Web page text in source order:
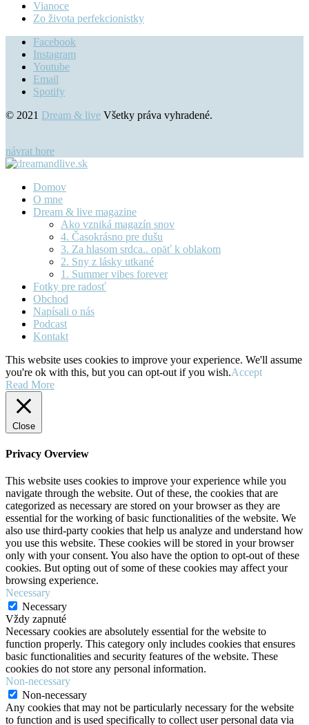
Vianoce
Zo života perfekcionistky
Facebook
Instagram
Youtube
Email
Spotify
© 2021 Dream & live Všetky práva vyhradené.
návrat hore
Domov
O mne
Dream & live magazine
Ako vzniká magazín snov
4. Časokrásno pre dušu
3. Za hlasom srdca.. opäť k oblakom
2. Sny z lásky utkané
1. Summer vibes forever
Fotky pre radosť
Obchod
Napísali o nás
Podcast
Kontakt
This website uses cookies to improve your experience. We'll assume
you're ok with this, but you can opt-out if you wish.Accept
Read More
Close
Privacy Overview
This website uses cookies to improve your experience while you
navigate through the website. Out of these, the cookies that are
categorized as necessary are stored on your browser as they are
essential for the working of basic functionalities of the website. We
also use third-party cookies that help us analyze and understand how
you use this website. These cookies will be stored in your browser
only with your consent. You also have the option to opt-out of these
cookies. But opting out of some of these cookies may affect your
browsing experience.
Necessary
Necessary
Vždy zapnuté
Necessary cookies are absolutely essential for the website to
function properly. This category only includes cookies that ensures
basic functionalities and security features of the website. These
cookies do not store any personal information.
Non-necessary
Non-necessary
Any cookies that may not be particularly necessary for the website
to function and is used specifically to collect user personal data via